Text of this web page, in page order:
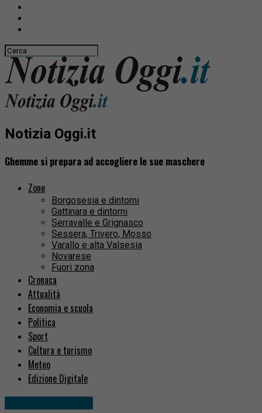
Notizia Oggi.it
Ghemme si prepara ad accogliere le sue maschere
Zone
Borgosesia e dintorni
Gattinara e dintorni
Serravalle e Grignasco
Sessera, Trivero, Mosso
Varallo e alta Valsesia
Novarese
Fuori zona
Cronaca
Attualità
Economia e scuola
Politica
Sport
Cultura e turismo
Meteo
Edizione Digitale